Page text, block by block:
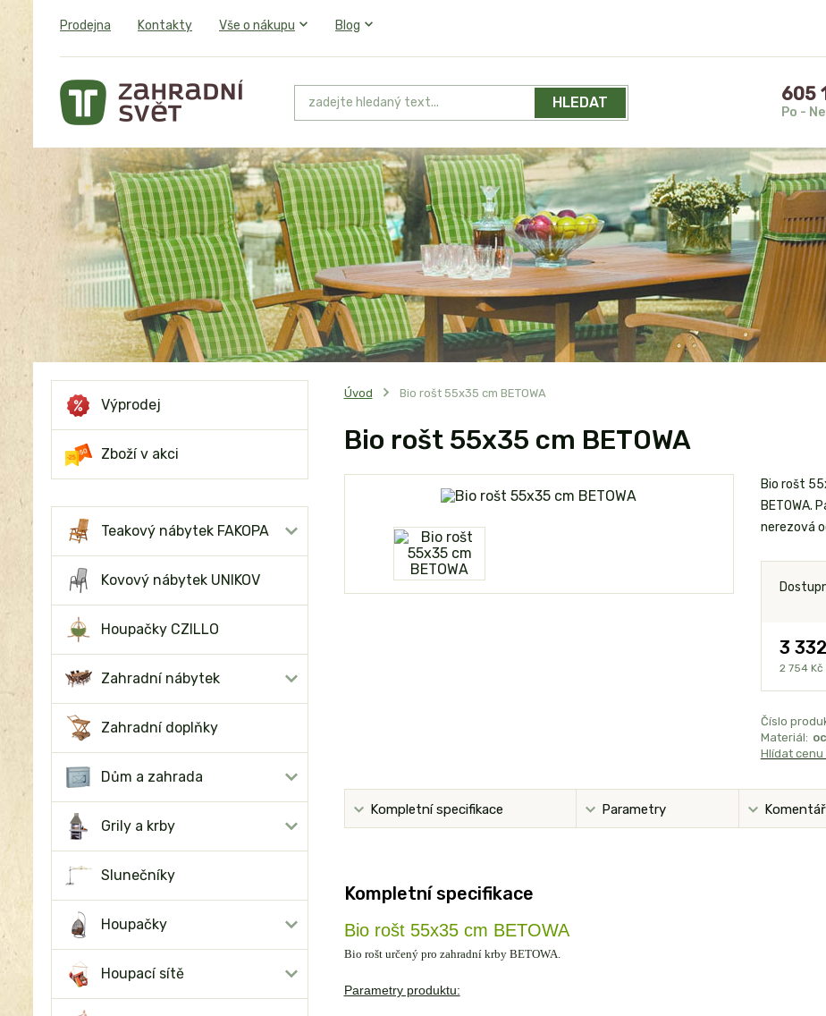
Prodejna Kontakty Vše o nákupu Blog
HLEDAT 605
Po -
Výprodej
Zboží v akci
Teakový nábytek FAKOPA
Kovový nábytek UNIKOV
Houpačky CZILLO
Zahradní nábytek
Zahradní doplňky
Dům a zahrada
Grily a krby
Slunečníky
Houpačky
Houpací sítě
Úvod Bio rošt 55x35 cm BETOWA
Bio rošt 55x35 cm BETOWA
Bio rošt
BETOWA.
nerezová
3
2 754 Kč
Číslo
Materiál:
Hlídat
Kompletní specifikace Parametry
Kompletní specifikace
Bio rošt 55x35 cm BETOWA
Bio rošt určený pro zahradní krby BETOWA.
Parametry produktu: